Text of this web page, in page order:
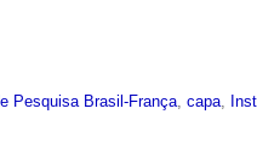
Pesquisa Brasil-França,capa,